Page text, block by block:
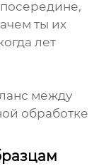
ты их
лет
между
обработке